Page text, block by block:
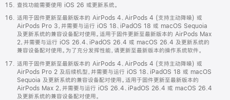
查找功能需要使用 iOS 26 或更新系统。
适用于固件更新至最新版本的 AirPods 4、AirPods 4 (支持主动降噪) 或
AirPods Pro 3，并需要与运行 iOS 18、iPadOS 18 或 macOS Sequoia
及更新系统的兼容设备配对使用。适用于固件更新至最新版本的 AirPods Max
2，并需要与运行 iOS 26.4、iPadOS 26.4 或 macOS 26.4 及更新系统的
兼容设备配对使用。为了充分发挥性能，请更新至最新版本的操作系统软件。
适用于固件更新至最新版本的 AirPods 4、AirPods 4 (支持主动降噪) 或
AirPods Pro 2 及后续机型，并需要与运行 iOS 18、iPadOS 18 或 macOS
Sequoia 及更新系统的兼容设备配对使用。适用于固件更新至最新版本的
AirPods Max 2，并需要与运行 iOS 26.4、iPadOS 26.4 或 macOS 26.4
及更新系统的兼容设备配对使用。